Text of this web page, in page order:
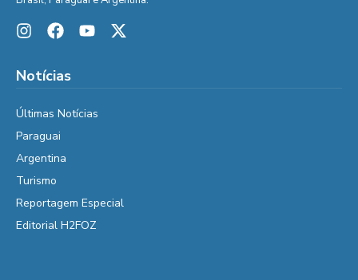
Notícias
Últimas Notícias
Paraguai
Argentina
Turismo
Reportagem Especial
Editorial H2FOZ